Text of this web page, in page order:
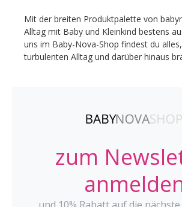
Mit der breiten Produktpalette von
Alltag mit Baby und Kleinkind bestens
uns im Baby-Nova-Shop findest du
turbulenten Alltag und darüber hinaus
zum